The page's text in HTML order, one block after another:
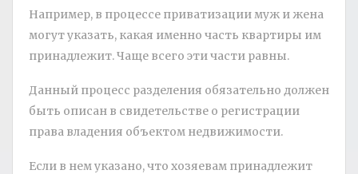
Например, в процессе приватизации муж и жена
могут указать, какая именно часть квартиры им
принадлежит. Чаще всего эти части равны.
Данный процесс разделения обязательно должен
быть описан в свидетельстве о регистрации
права владения объектом недвижимости.
Если в нем указано, что хозяевам принадлежит